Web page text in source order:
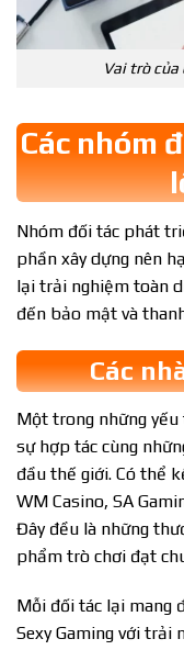
Vai trò của
Các nhóm
Nhóm đối tác phát
phần xây dựng nên
lại trải nghiệm toàn
đến bảo mật và
Các
Một trong những yếu
sự hợp tác cùng
đầu thế giới. Có thể
WM Casino, SA
Đây đều là những
phẩm trò chơi đạt
Mỗi đối tác lại mang
Sexy Gaming với trải